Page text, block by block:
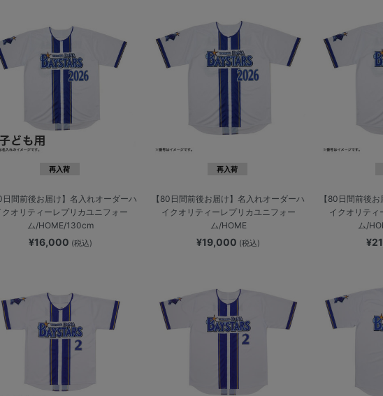
再入荷
日間前後お届け】名入れオーダーハ
クオリティーレプリカユニフォー
ム/HOME/130cm
¥16,000 (税込)
再入荷
【80日間前後お届け】名入れオーダーハ
イクオリティーレプリカユニフォー
ム/HOME
¥19,000 (税込)
【80日間前後
イクオリティ
ム/